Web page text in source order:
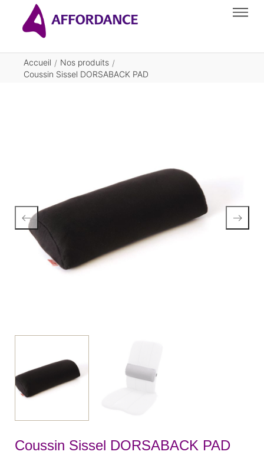
Accueil / Nos produits /
Coussin Sissel DORSABACK PAD
Coussin Sissel DORSABACK PAD